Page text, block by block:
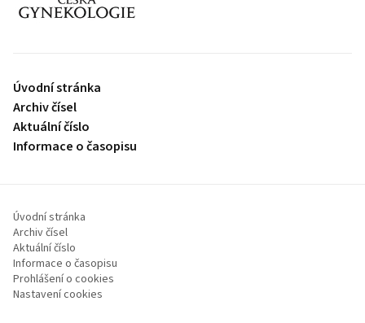
proLékaře.cz
Úvodní stránka
Archiv čísel
Aktuální číslo
Informace o časopisu
Úvodní stránka
Archiv čísel
Aktuální číslo
Informace o časopisu
Prohlášení o cookies
Nastavení cookies